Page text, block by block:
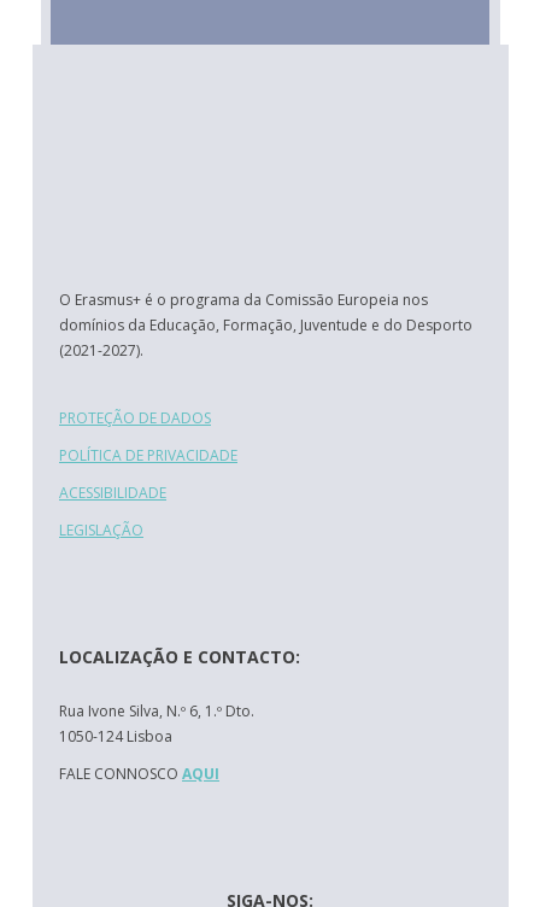
O Erasmus+ é o programa da Comissão Europeia nos
domínios da Educação, Formação, Juventude e do Desporto
(2021-2027).
PROTEÇÃO DE DADOS
POLÍTICA DE PRIVACIDADE
ACESSIBILIDADE
LEGISLAÇÃO
LOCALIZAÇÃO E CONTACTO:
Rua Ivone Silva, N.º 6, 1.º Dto.
1050-124 Lisboa
FALE CONNOSCO AQUI
SIGA-NOS: